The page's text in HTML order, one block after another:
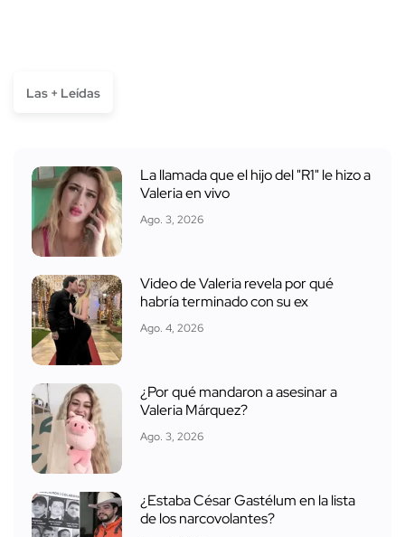
Las + Leídas
La llamada que el hijo del "R1" le hizo a
Valeria en vivo
Ago. 3, 2026
Video de Valeria revela por qué
habría terminado con su ex
Ago. 4, 2026
¿Por qué mandaron a asesinar a
Valeria Márquez?
Ago. 3, 2026
¿Estaba César Gastélum en la lista
de los narcovolantes?